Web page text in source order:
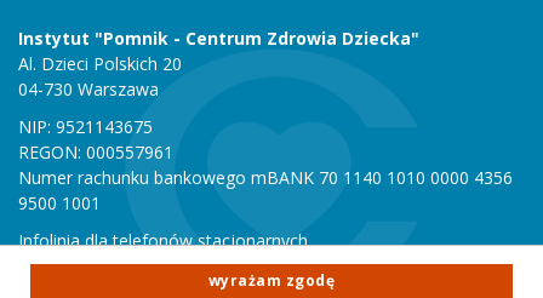
Instytut "Pomnik - Centrum Zdrowia Dziecka"
Al. Dzieci Polskich 20
04-730 Warszawa
NIP: 9521143675
REGON: 000557961
Numer rachunku bankowego mBANK 70 1140 1010 0000 4356
9500 1001
Infolinia dla telefonów stacjonarnych
801 051 000
Infolinia dla telefonów komórkowych
wyrażam zgodę